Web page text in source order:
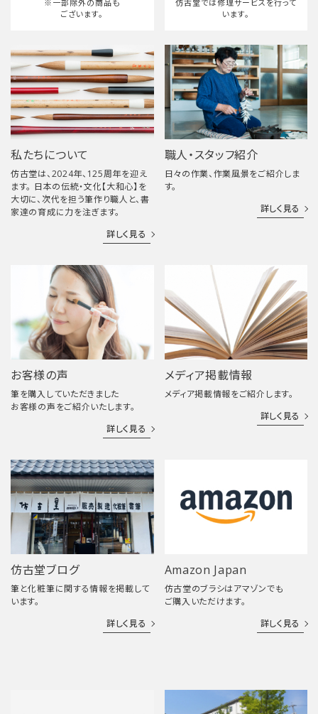
※一部除外の商品も
ございます。
仿古堂では修理サービスを行って
います。
私たちについて
仿古堂は、2024年、125周年を迎え
ます。 日本の伝統・文化【大和心】を
大切に、次代を担う筆作り職人と、書
家達の育成に力を注ぎます。
詳しく見る
職人・スタッフ紹介
日々の作業、作業風景をご紹介しま
す。
詳しく見る
お客様の声
筆を購入していただきました
お客様の声をご紹介いたします。
詳しく見る
メディア掲載情報
メディア掲載情報をご紹介します。
詳しく見る
仿古堂ブログ
筆と化粧筆に関する情報を掲載して
います。
詳しく見る
Amazon Japan
仿古堂のブラシはアマゾンでも
ご購入いただけます。
詳しく見る